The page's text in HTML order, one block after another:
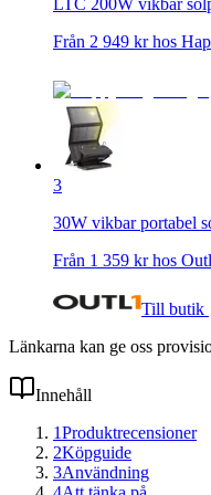
Från 2 949 kr hos
3
30W vikbar portabel
Från 1 359 kr hos
Till butik
Länkarna kan ge oss
Innehåll
1Produktrecensioner
2Köpguide
3Användning